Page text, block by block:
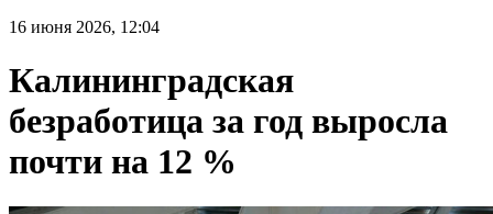
16 июня 2026, 12:04
Калининградская
безработица за год выросла
почти на 12 %